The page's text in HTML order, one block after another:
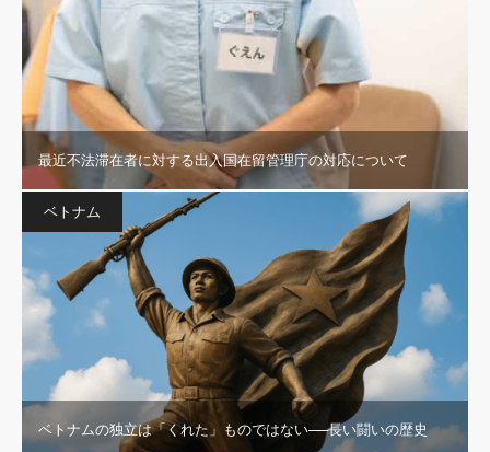
最近不法滞在者に対する出入国在留管理庁の対応について
ベトナム
ベトナムの独立は「くれた」ものではない──長い闘いの歴史